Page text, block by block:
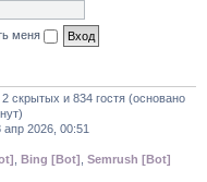
меня
скрытых и 834 гостя (основано
2026, 00:51
Bing [Bot] Semrush [Bot]